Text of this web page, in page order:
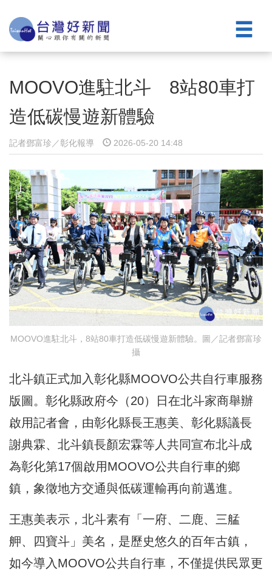
MOOVO進駐北斗 8站80車打
造低碳慢遊新體驗
記者鄧富珍／彰化報導 2026-05-20 14:48
MOOVO進駐北斗，8站80車打造低碳慢遊新體驗。圖／記者鄧富珍
攝
北斗鎮正式加入彰化縣MOOVO公共自行車服務
版圖。彰化縣政府今（20）日在北斗家商舉辦
啟用記者會，由彰化縣長王惠美、彰化縣議長
謝典霖、北斗鎮長顏宏霖等人共同宣布北斗成
為彰化第17個啟用MOOVO公共自行車的鄉
鎮，象徵地方交通與低碳運輸再向前邁進。
王惠美表示，北斗素有「一府、二鹿、三艋
舺、四寶斗」美名，是歷史悠久的百年古鎮，
如今導入MOOVO公共自行車，不僅提供民眾更